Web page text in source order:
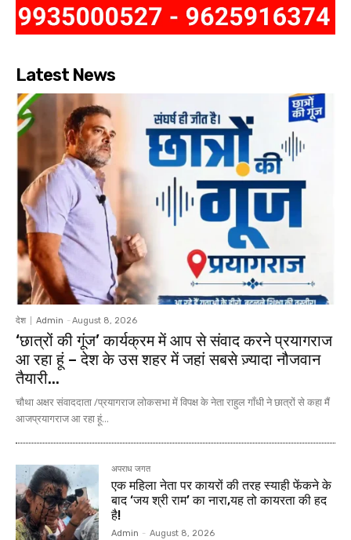
Latest News
देश Admin - August 8, 2026
‘छात्रों की गूंज’ कार्यक्रम में आप से संवाद करने प्रयागराज
आ रहा हूं – देश के उस शहर में जहां सबसे ज़्यादा नौजवान
तैयारी...
चौथा अक्षर संवाददाता /प्रयागराज लोकसभा में विपक्ष के नेता राहुल गाँधी ने छात्रों से कहा मैं
आजप्रयागराज आ रहा हूं...
अपराध जगत
एक महिला नेता पर कायरों की तरह स्याही फेंकने के
बाद ‘जय श्री राम’ का नारा,यह तो कायरता की हद
है!
Admin - August 8, 2026